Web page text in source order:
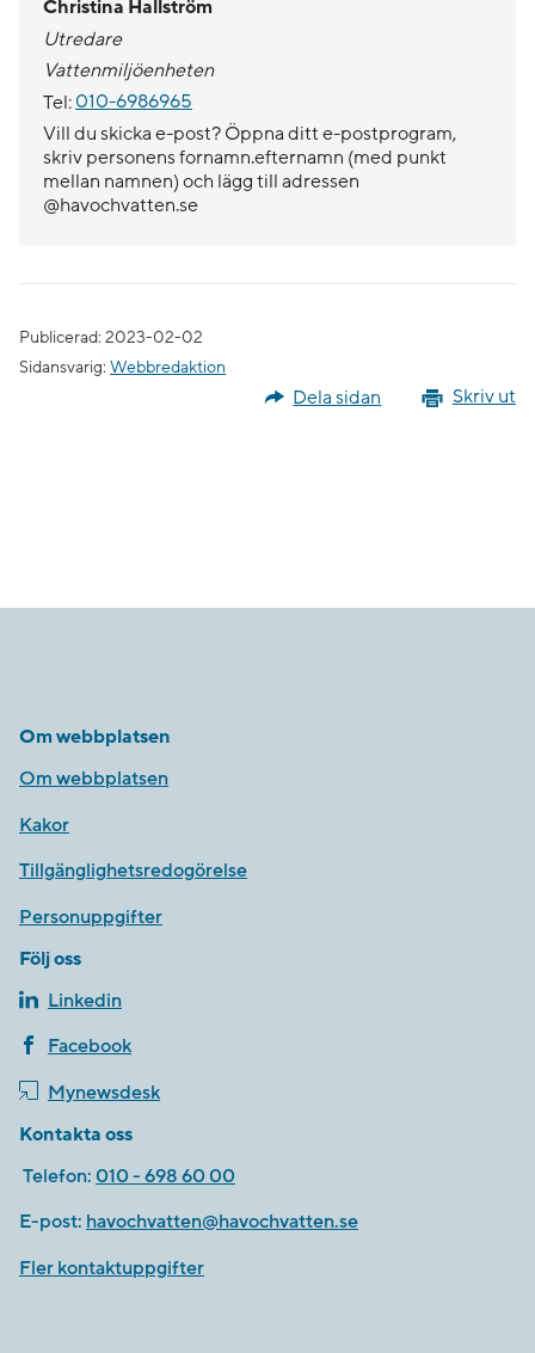
Christina Hallström
Utredare
Vattenmiljöenheten
Tel: 010-6986965
Vill du skicka e-post? Öppna ditt e-postprogram,
skriv personens fornamn.efternamn (med punkt
mellan namnen) och lägg till adressen
@havochvatten.se
Publicerad: 2023-02-02
Sidansvarig: Webbredaktion
Skriv ut
Dela sidan
Om webbplatsen
Om webbplatsen
Kakor
Tillgänglighetsredogörelse
Personuppgifter
Följ oss
Linkedin
Facebook
Mynewsdesk
Kontakta oss
Telefon: 010 - 698 60 00
E-post: havochvatten@havochvatten.se
Fler kontaktuppgifter